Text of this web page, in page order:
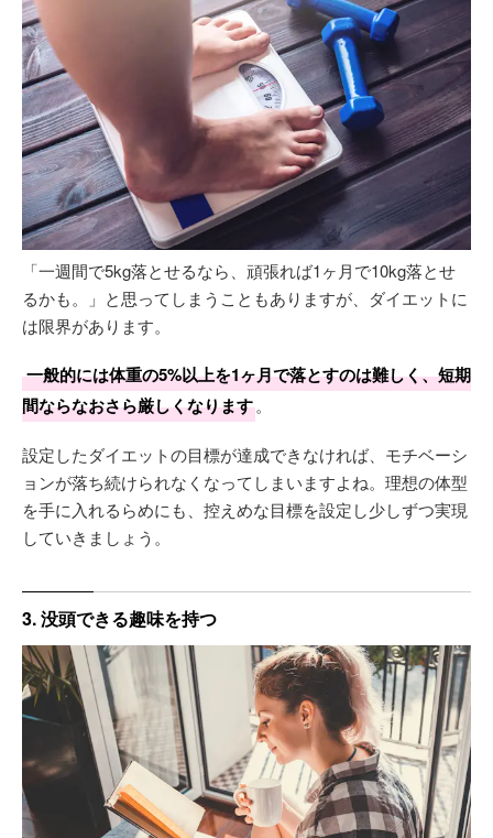
「一週間で5kg落とせるなら、頑張れば1ヶ月で10kg落とせ
るかも。」と思ってしまうこともありますが、ダイエットに
は限界があります。
一般的には体重の5%以上を1ヶ月で落とすのは難しく、短期
間ならなおさら厳しくなります。
設定したダイエットの目標が達成できなければ、モチベーシ
ョンが落ち続けられなくなってしまいますよね。理想の体型
を手に入れるらめにも、控えめな目標を設定し少しずつ実現
していきましょう。
3. 没頭できる趣味を持つ